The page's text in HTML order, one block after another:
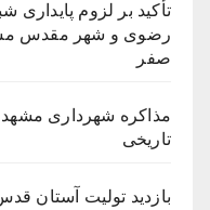
تأکید بر لزوم پایداری
رضوی و شهر مقدس
صفر
تاریخی
بازدید تولیت آستان